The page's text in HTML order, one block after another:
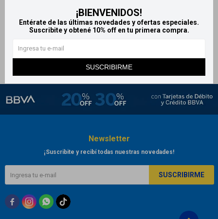
¡BIENVENIDOS!
Entérate de las últimas novedades y ofertas especiales.
Suscribite y obtené 10% off en tu primera compra.
SUSCRIBIRME
$ 425 $ 447
Newsletter
¡Suscribite y recibí todas nuestras novedades!
SUSCRIBIRME
  